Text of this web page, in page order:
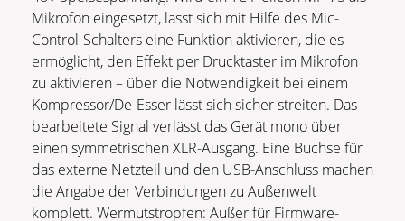
Mikrofon eingesetzt, lässt sich mit Hilfe des Mic-
Control-Schalters eine Funktion aktivieren, die es
ermöglicht, den Effekt per Drucktaster im Mikrofon
zu aktivieren – über die Notwendigkeit bei einem
Kompressor/De-Esser lässt sich sicher streiten. Das
bearbeitete Signal verlässt das Gerät mono über
einen symmetrischen XLR-Ausgang. Eine Buchse für
das externe Netzteil und den USB-Anschluss machen
die Angabe der Verbindungen zu Außenwelt
komplett. Wermutstropfen: Außer für Firmware-